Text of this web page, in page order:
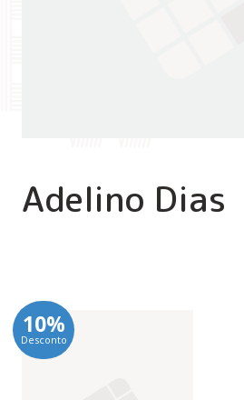
Adelino Dias
10%
Desconto